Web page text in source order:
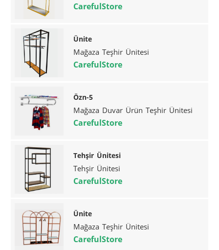
CarefulStore
Ünite
Mağaza Teşhir Ünitesi
CarefulStore
Özn-5
Mağaza Duvar Ürün Teşhir Ünitesi
CarefulStore
Tehşir Ünitesi
Tehşir Ünitesi
CarefulStore
Ünite
Mağaza Teşhir Ünitesi
CarefulStore